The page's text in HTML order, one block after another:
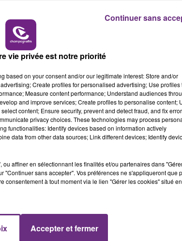
POP LE
le dispositif de sécurité mis en
interpellés vendredi 14 août.
la veille dans le quartier du
GRIÈVEMENT
s'est retrouvée piégée dans
A
Champagne FM
vie privée est notre priorité
based on your consent and/or our legitimate interest: Store and/or
Create profiles for personalised advertising; Use profiles
Measure content performance; Understand audiences
and improve services; Create profiles to personalise content;
content; Ensure security, prevent and detect fraud, and fix
privacy choices. These technologies may process
functionalities: Identify devices based on information actively
data from other data sources; Link different devices; Identify
affiner en sélectionnant les finalités et/ou partenaires dans
"Continuer sans accepter". Vos préférences ne s'appliqueront que
consentement à tout moment via le lien "Gérer les cookies" situé en
Accepter et fermer
Continuer sans